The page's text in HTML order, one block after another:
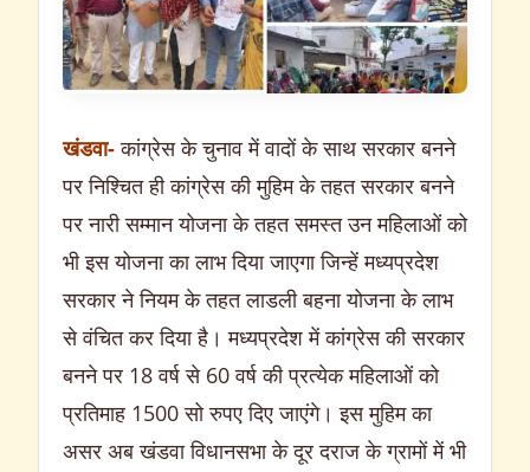
खंडवा-कांग्रेस के चुनाव में वादों के साथ सरकार बनने
पर निश्चित ही कांग्रेस की मुहिम के तहत सरकार बनने
पर नारी सम्मान योजना के तहत समस्त उन महिलाओं को
भी इस योजना का लाभ दिया जाएगा जिन्हें मध्यप्रदेश
सरकार ने नियम के तहत लाडली बहना योजना के लाभ
से वंचित कर दिया है। मध्यप्रदेश में कांग्रेस की सरकार
बनने पर 18 वर्ष से 60 वर्ष की प्रत्येक महिलाओं को
प्रतिमाह 1500 सो रुपए दिए जाएंगे। इस मुहिम का
असर अब खंडवा विधानसभा के दूर दराज के ग्रामों में भी